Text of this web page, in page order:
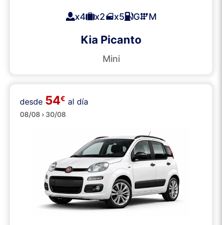
x4 x2 x5 G M
Kia Picanto
Mini
Pequeños
desde 54€ al día
08/08 › 30/08